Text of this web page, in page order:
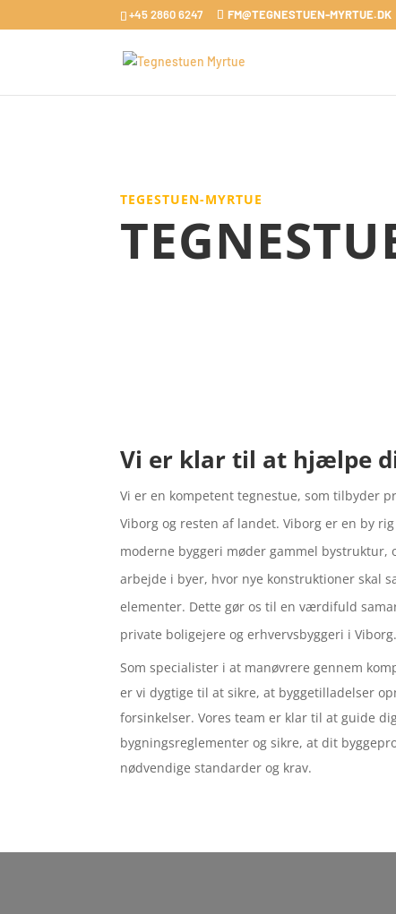
+45 2860 6247 FM@TEGNESTUEN-MYRTUE.DK
TEGESTUEN-MYRTUE
Vi er klar til at hjælpe
Vi er en kompetent tegnestue, som tilbyder
Viborg og resten af landet. Viborg er en by
moderne byggeri møder gammel bystruktur,
arbejde i byer, hvor nye konstruktioner skal
elementer. Dette gør os til en værdifuld
private boligejere og erhvervsbyggeri i Viborg.
Som specialister i at manøvrere gennem
er vi dygtige til at sikre, at byggetilladelser
forsinkelser. Vores team er klar til at guide
bygningsreglementer og sikre, at dit
nødvendige standarder og krav.